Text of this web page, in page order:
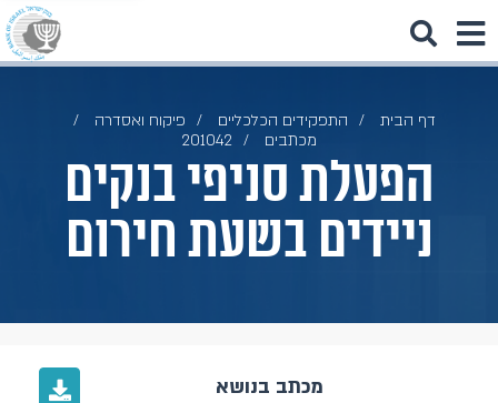
דף הבית התפקידים הכלכליים
פיקוח ואסדרה
מכתבים
201042
הפעלת סניפי בנקים
ניידים בשעת חירום
מכתב בנושא